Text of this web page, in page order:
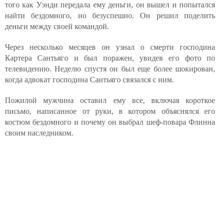
того как Уэнди передала ему деньги, он вышел и попытался
найти бездомного, но безуспешно. Он решил поделить
деньги между своей командой.
Через несколько месяцев он узнал о смерти господина
Картера Сантьяго и был поражен, увидев его фото по
телевидению. Неделю спустя он был еще более шокирован,
когда адвокат господина Сантьяго связался с ним.
Пожилой мужчина оставил ему все, включая короткое
письмо, написанное от руки, в котором объяснялся его
костюм бездомного и почему он выбрал шеф-повара Флинна
своим наследником.